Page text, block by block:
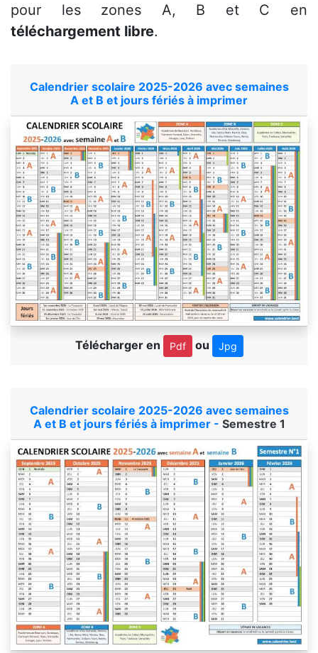
pour les zones A, B et C en
téléchargement libre.
Calendrier scolaire 2025-2026 avec semaines
A et B et jours fériés à imprimer
Télécharger en Pdf ou Jpg
Calendrier scolaire 2025-2026 avec semaines
A et B et jours fériés à imprimer - Semestre 1